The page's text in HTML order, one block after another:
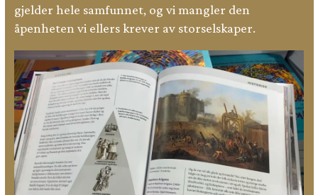
gjelder hele samfunnet, og vi mangler den
åpenheten vi ellers krever av storselskaper.